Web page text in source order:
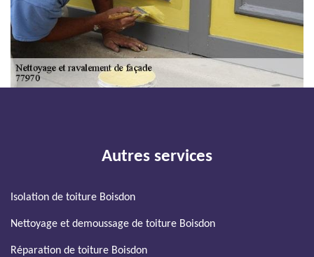
Autres services
Isolation de toiture Boisdon
Nettoyage et demoussage de toiture Boisdon
Réparation de toiture Boisdon